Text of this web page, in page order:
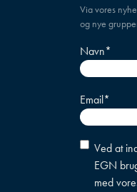
Via vores
og nye
Navn*
Email*
Accepter
betingelser*
Ved at
EGN
med